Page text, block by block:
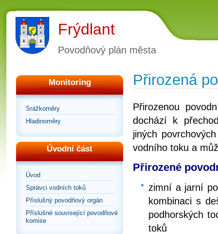
Frýdlant
Povodňový plán města
Monitoring
Srážkoměry
Hladinoměry
Úvodní část
Úvod
Správci vodních toků
Příslušný povodňový orgán
Příslušné související povodňové
komise
Přirozená
Přirozenou
dochází k
jiných
vodního toku a
Přirozené
zimní a jarní
kombinaci s
podhorských
toků